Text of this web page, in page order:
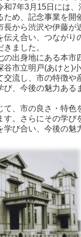
和7年3月15日には
ため、記念事業を開
長から渋沢や伊藤が
伝え合い、つながり
きました。
出身地にある本市
谷市立明戸(あけと)
交流し、市の特徴や
び、今後の魅力ある
、市の良さ・特色
す。さらにその学び
学び合い、今後の魅